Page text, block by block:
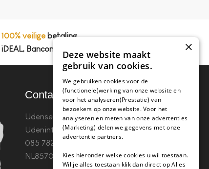
100% veiligebetaling,
iDEAL, Bancontact en op rekening
Contact
Udenseweg 8B 5405 PA
Udeninfo(@)koffie-tabletten.nlTel.
085 782 5578KvK 67529623 Btw:
NL857053759B01
×
Deze website maakt
gebruik van cookies.
We gebruiken cookies voor de
(functionele)werking van onze website en
voor het analyseren(Prestatie) van
bezoekers op onze website. Voor het
analyseren en meten van onze advertenties
(Marketing) delen we gegevens met onze
advertentie partners.
Kies hieronder welke cookies u wil toestaan.
Wil je alles toestaan klik dan direct op Alles